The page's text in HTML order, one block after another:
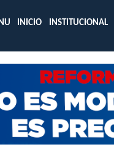
INICIO INSTITUCIONAL